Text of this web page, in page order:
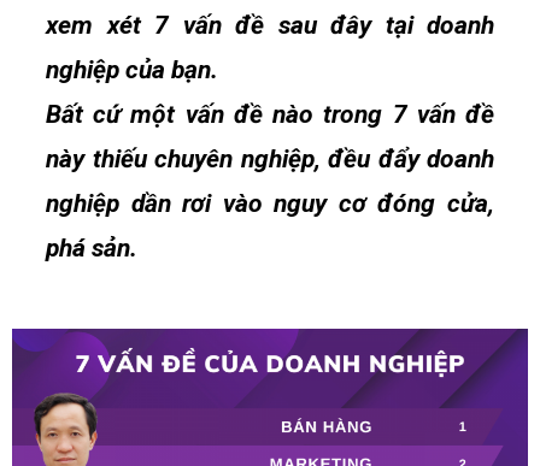
xem xét 7 vấn đề sau đây tại doanh
nghiệp của bạn.
Bất cứ một vấn đề nào trong 7 vấn đề
này thiếu chuyên nghiệp, đều đẩy doanh
nghiệp dần rơi vào nguy cơ đóng cửa,
phá sản.